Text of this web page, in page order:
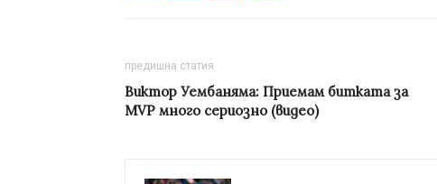
предишна статия
Виктор Уембаняма: Приемам битката за
MVP много сериозно (видео)